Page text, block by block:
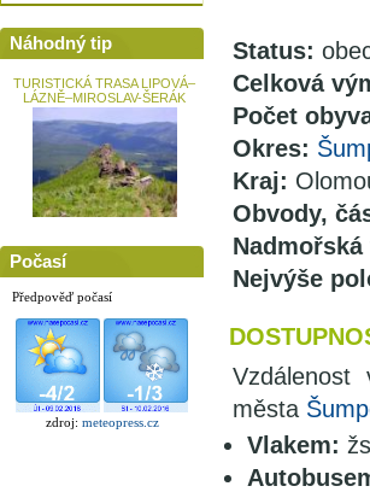
Náhodný tip
TURISTICKÁ TRASA LIPOVÁ–
LÁZNĚ–MIROSLAV-ŠERÁK
Počasí
Předpověď počasí
zdroj: meteopress.cz
Status:
Celková
Počet
Okres:
Kraj:
Obvody,
Nejvýše
města
Vlakem: